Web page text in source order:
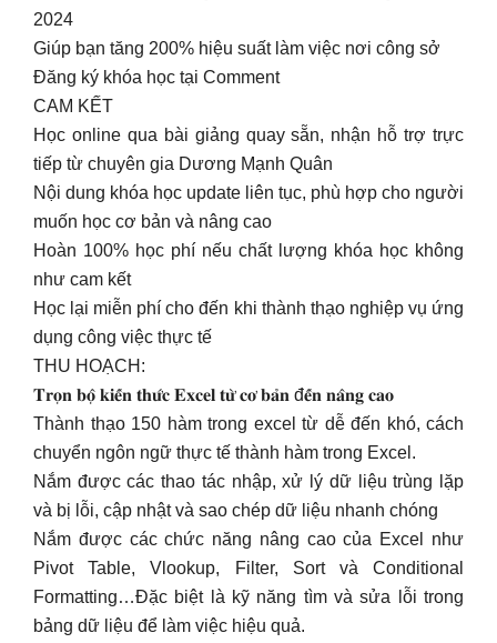
2024
Giúp bạn tăng 200% hiệu suất làm việc nơi công sở
Đăng ký khóa học tại Comment
CAM KẾT
Học online qua bài giảng quay sẵn, nhận hỗ trợ trực
tiếp từ chuyên gia Dương Mạnh Quân
Nội dung khóa học update liên tục, phù hợp cho người
muốn học cơ bản và nâng cao
Hoàn 100% học phí nếu chất lượng khóa học không
như cam kết
Học lại miễn phí cho đến khi thành thạo nghiệp vụ ứng
dụng công việc thực tế
THU HOẠCH:
𝐓𝐫𝐨̣𝐧 𝐛𝐨̣̂ 𝐤𝐢𝐞̂́𝐧 𝐭𝐡𝐮̛́𝐜 𝐄𝐱𝐜𝐞𝐥 𝐭𝐮̛̀ 𝐜𝐨̛ 𝐛𝐚̉𝐧 đ𝐞̂́𝐧 𝐧𝐚̂𝐧𝐠 𝐜𝐚𝐨
Thành thạo 150 hàm trong excel từ dễ đến khó, cách
chuyển ngôn ngữ thực tế thành hàm trong Excel.
Nắm được các thao tác nhập, xử lý dữ liệu trùng lặp
và bị lỗi, cập nhật và sao chép dữ liệu nhanh chóng
Nắm được các chức năng nâng cao của Excel như
Pivot Table, Vlookup, Filter, Sort và Conditional
Formatting…Đặc biệt là kỹ năng tìm và sửa lỗi trong
bảng dữ liệu để làm việc hiệu quả.